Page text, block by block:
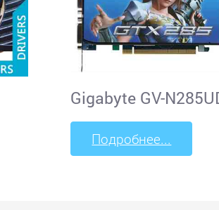
Gigabyte GV-
Подробнее...